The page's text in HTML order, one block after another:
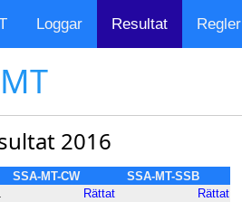
Loggar Resultat Regler
2016
SSA-MT-CW
SSA-MT-SSB
Rättat
Rättat